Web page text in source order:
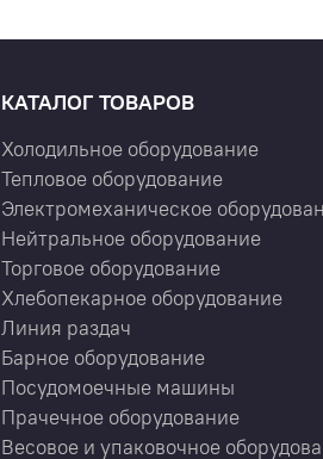
КАТАЛОГ ТОВАРОВ
Холодильное оборудование
Тепловое оборудование
Электромеханическое
Нейтральное оборудование
Торговое оборудование
Хлебопекарное оборудование
Линия раздач
Барное оборудование
Посудомоечные машины
Прачечное оборудование
Весовое и упаковочное